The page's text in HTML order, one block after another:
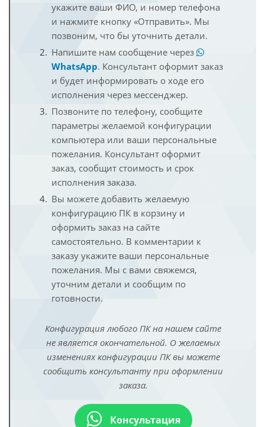
укажите ваши ФИО, и номер телефона
и нажмите кнопку «Отправить». Мы
позвоним, что бы уточнить детали.
Напишите нам сообщение через
WhatsApp. Консультант оформит заказ
и будет информировать о ходе его
исполнения через мессенджер.
Позвоните по телефону, сообщите
параметры желаемой конфигурации
компьютера или ваши персональные
пожелания. Консультант оформит
заказ, сообщит стоимость и срок
исполнения заказа.
Вы можете добавить желаемую
конфигурацию ПК в корзину и
оформить заказ на сайте
самостоятельно. В комментарии к
заказу укажите ваши персональные
пожелания. Мы с вами свяжемся,
уточним детали и сообщим по
готовности.
Конфигурация любого ПК на нашем сайте
не является окончательной. О желаемых
изменениях конфигурации ПК вы можете
сообщить консультанту при оформлении
заказа.
Консультация